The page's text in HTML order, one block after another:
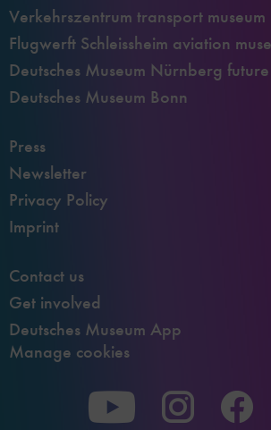
Verkehrszentrum transport museum
Flugwerft Schleissheim aviation
Deutsches Museum Nürnberg future
Deutsches Museum Bonn
Press
Newsletter
Privacy Policy
Imprint
Contact us
Get involved
Deutsches Museum App
Manage cookies
To To